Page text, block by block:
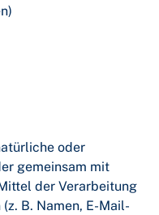
oder
gemeinsam mit
der Verarbeitung
B. Namen, E-Mail-